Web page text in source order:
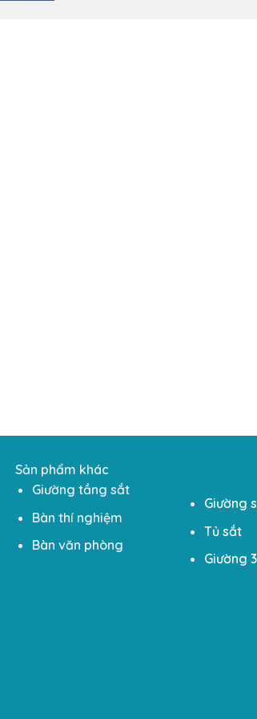
Sản phẩm khác
Giường tầng sắt
Bàn thí nghiệm
Bàn văn phòng
Giường
Tủ sắt
Giường